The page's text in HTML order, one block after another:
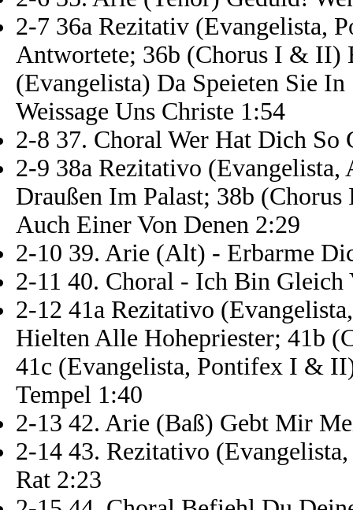
2-7 36a Rezitativ (Evangelista,
Antwortete; 36b (Chorus I & II)
(Evangelista) Da Speieten Sie
Weissage Uns Christe 1:54
2-8 37. Choral Wer Hat Dich So
2-9 38a Rezitativo
Draußen Im Palast; 38b
Auch Einer Von Denen 2:29
2-10 39. Arie (Alt) - Erbarme
2-11 40. Choral - Ich Bin
2-12 41a Rezitativo
Hielten Alle Hohepriester; 41b
41c (Evangelista, Pontifex I &
Tempel 1:40
2-13 42. Arie (Baß) Gebt Mir
2-14 43. Rezitativo
Rat 2:23